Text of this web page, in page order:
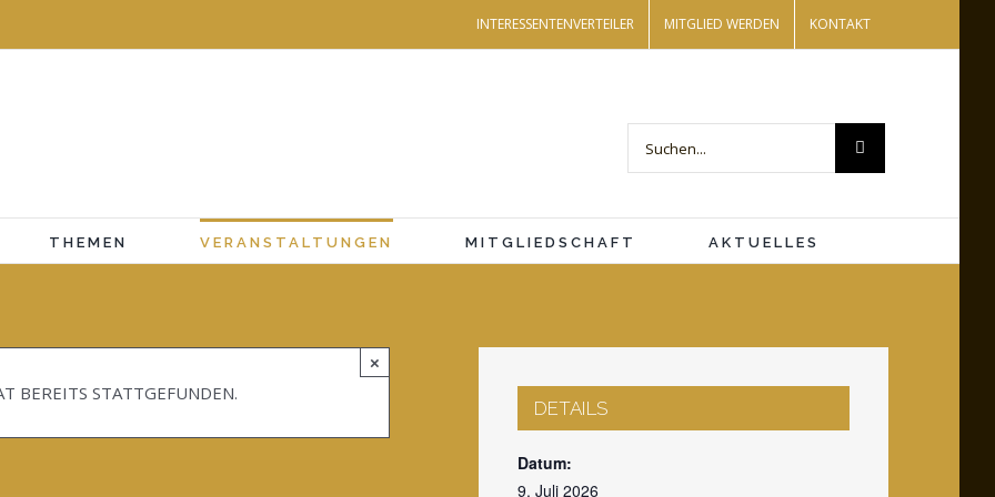
INTERESSENTENVERTEILER MITGLIED WERDEN KONTAKT
Suche
nach:
THEMEN VERANSTALTUNGEN MITGLIEDSCHAFT AKTUELLES
×
BEREITS STATTGEFUNDEN.
DETAILS
Datum:
9. Juli 2026